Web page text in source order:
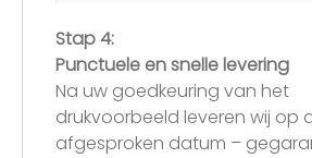
Stap 4:
Punctuele en snelle levering
Na uw goedkeuring van het
drukvoorbeeld leveren wij op
afgesproken datum –